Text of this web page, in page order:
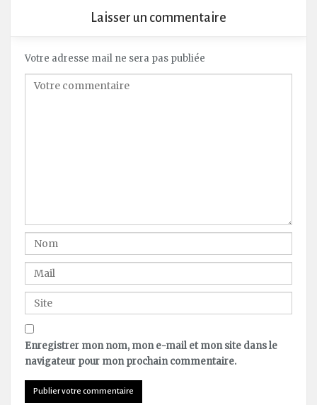
Laisser un commentaire
Votre adresse mail ne sera pas publiée
Enregistrer mon nom, mon e-mail et mon site dans le
navigateur pour mon prochain commentaire.